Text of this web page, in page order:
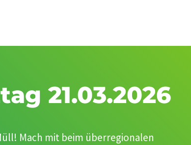
21.03.2026
Mach mit beim überregionalen